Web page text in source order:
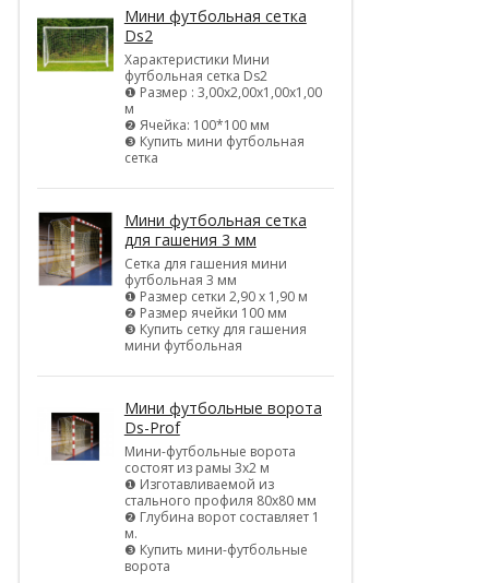
Мини футбольная сетка
Ds2
Характеристики Мини
футбольная сетка Ds2
❶ Размер : 3,00х2,00х1,00х1,00
м
❷ Ячейка: 100*100 мм
❸ Купить мини футбольная
сетка
Мини футбольная сетка
для гашения 3 мм
Сетка для гашения мини
футбольная 3 мм
❶ Размер сетки 2,90 х 1,90 м
❷ Размер ячейки 100 мм
❸ Купить сетку для гашения
мини футбольная
Мини футбольные ворота
Ds-Prof
Мини-футбольные ворота
состоят из рамы 3х2 м
❶ Изготавливаемой из
стального профиля 80х80 мм
❷ Глубина ворот составляет 1
м.
❸ Купить мини-футбольные
ворота